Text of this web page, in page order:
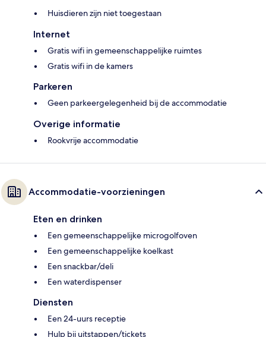
Huisdieren zijn niet toegestaan
Internet
Gratis wifi in gemeenschappelijke ruimtes
Gratis wifi in de kamers
Parkeren
Geen parkeergelegenheid bij de accommodatie
Overige informatie
Rookvrije accommodatie
Accommodatie-voorzieningen
Eten en drinken
Een gemeenschappelijke microgolfoven
Een gemeenschappelijke koelkast
Een snackbar/deli
Een waterdispenser
Diensten
Een 24-uurs receptie
Hulp bij uitstappen/tickets